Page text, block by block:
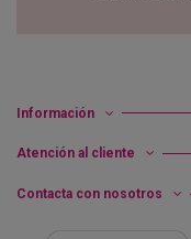
Información
Atención al cliente
Contacta con nosotros